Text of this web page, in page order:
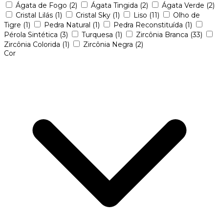
Ágata de Fogo (2) Ágata Tingida (2) Ágata Verde (2)
Cristal Lilás (1) Cristal Sky (1) Liso (11)
Olho de
Tigre (1) Pedra Natural (1) Pedra Reconstituída (1)
Pérola Sintética (3) Turquesa (1) Zircônia Branca (33)
Zircônia Colorida (1) Zircônia Negra (2)
Cor